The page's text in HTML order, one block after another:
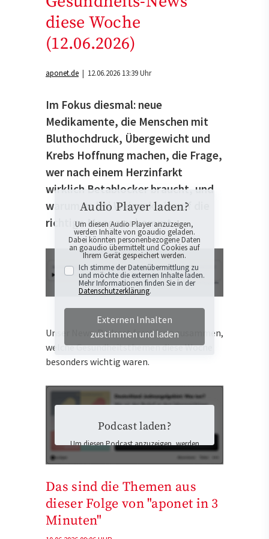
diese Woche
(12.06.2026)
aponet.de | 12.06.2026 13:39 Uhr
Im Fokus diesmal: neue
Medikamente, die Menschen mit
Bluthochdruck, Übergewicht und
Krebs Hoffnung machen, die Frage,
wer nach einem Herzinfarkt
wirklich Betablocker braucht, und
warum es bei Weizenkleie auf die
richtige Menge ankommt.
Audio Player laden?
Um diesen Audio Player anzuzeigen,
werden Inhalte von goaudio geladen.
Dabei könnten personenbezogene Daten
an goaudio übermittelt und Cookies auf
Ihrem Gerät gespeichert werden.
Ich stimme der Datenübermittlung zu
und möchte die externen Inhalte laden.
Mehr Informationen finden Sie in der
Datenschutzerklärung.
Externen Inhalten
zustimmen und laden
Unser News-Podcast fasst kurz zusammen,
welche Gesundheitsthemen diese Woche
besonders wichtig waren.
Podcast laden?
Um diesen Podcast anzuzeigen, werden
Inhalte von Podigee geladen. Dabei
könnten personenbezogene Daten an
Gerät gespeichert werden.
Ich stimme der Datenübermittlung zu
und möchte die externen Inhalte laden.
Mehr Informationen finden Sie in der
Datenschutzerklärung
Das sind die Themen aus
dieser Folge von "aponet in 3
Minuten"